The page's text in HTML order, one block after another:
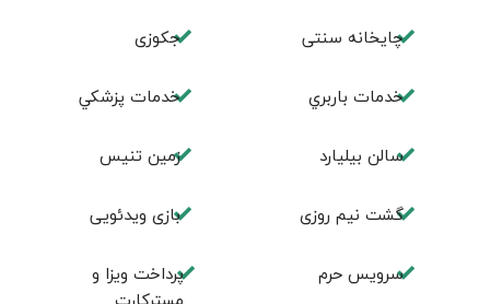
چايخانه سنتی جكوزی
خدمات باربري خدمات پزشكي
سالن بيليارد زمين تنيس
گشت نیم روزی بازی ویدئویی
سرویس حرم
پرداخت ویزا و